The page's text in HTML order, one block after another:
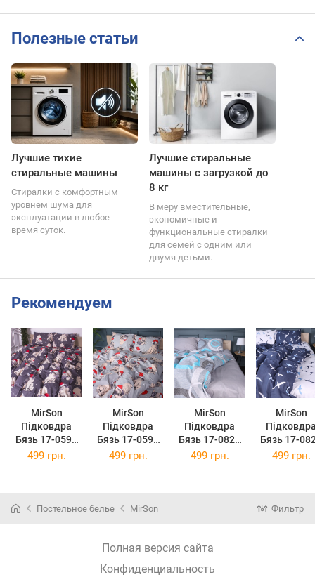
Полезные статьи
Лучшие тихие
стиральные машины
Стиралки с комфортным
уровнем шума для
эксплуатации в любое
время суток.
Лучшие стиральные
машины с загрузкой до
8 кг
В меру вместительные,
экономичные и
функциональные стиралки
для семей с одним или
двумя детьми.
Рекомендуем
MirSon
Підковдра
Бязь 17-0598
New Year's pug
MirSon
Підковдра
Бязь 17-0599
New Year's pug
MirSon
Підковдра
Бязь 17-0824
Circles around
MirSon
Бязь 17-
Flying
499 грн. 499 грн. 499 грн. 499 грн.
Постельное белье MirSon Фильтр
Полная версия сайта
Конфиденциальность